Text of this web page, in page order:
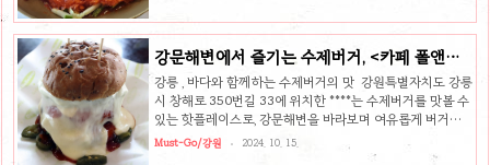
사랑을 받고 있습니다. 7일간 숙성한 사골육수의 특별함청
루로 담근 전통장을 배합한 후 7일간 숙성한 육수로 만들어
집니다. 일반적인 물회와 달리 깊고 진한 맛을 자랑하는 육수
는 물회의 비린 맛을 잡아주어, 물회를 잘 먹지 않는 사람도
시원하게 즐길 수 있습니다. 그 덕분에 여름철에는 물론 사계
절 내내 많은 사람들이 찾는 인기 맛집입니다. 신선한 해산물
강문해변에서 즐기는 수제버거, <카페 폴앤메
리>
강릉 , 바다와 함께하는 수제버거의 맛 강원특별자치도 강릉
시 창해로 350번길 33에 위치한 ****는 수제버거를 맛볼 수
있는 핫플레이스로, 강문해변을 바라보며 여유롭게 버거를
즐길 수 있는 곳입니다. 폴앤메리는 두툼한 패티와 신선한 채
소, 그리고 폭포처럼 흘러내리는 치즈가 어우러진 비주얼과
Must-Go/강원 2024. 10. 15.